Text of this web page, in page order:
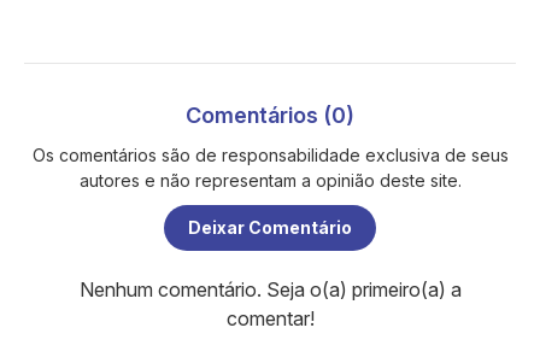
Comentários (0)
Os comentários são de responsabilidade exclusiva de seus
autores e não representam a opinião deste site.
Deixar Comentário
Nenhum comentário. Seja o(a) primeiro(a) a
comentar!